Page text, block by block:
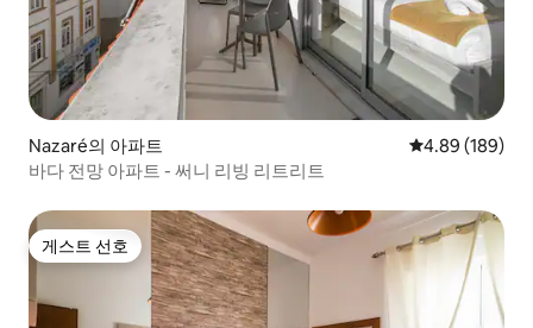
Nazaré의 아파트 평점 4.89점(5
4.89 (189)
바다 전망 아파트 - 써니 리빙 리트리트
게스트 선호
게스트 선호